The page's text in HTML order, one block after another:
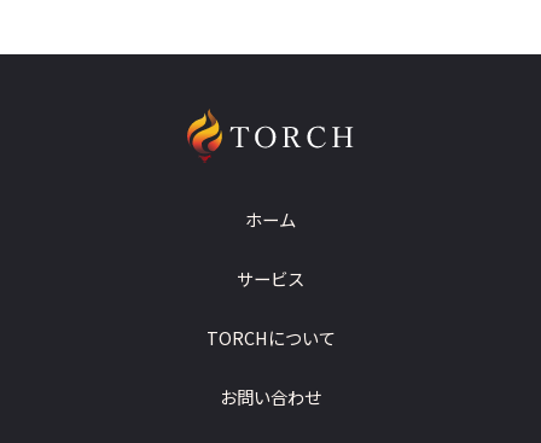
ホーム
サービス
TORCHについて
お問い合わせ